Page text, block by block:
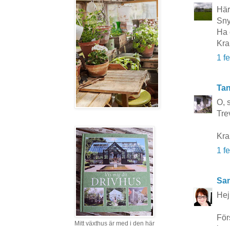
Ha
1
O,
1
Mitt växthus är med i den här